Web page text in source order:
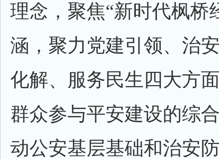
理念，聚焦“新时代枫桥
涵，聚力党建引领、治
化解、服务民生四大方
群众参与平安建设的综
动公安基层基础和治安